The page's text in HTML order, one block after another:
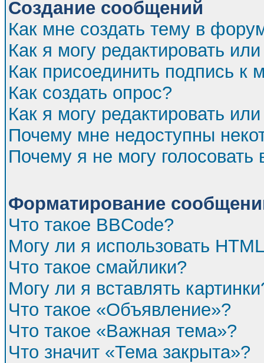
Создание сообщений
Как мне создать тему в
Как я могу редактировать
Как присоединить подпись
Как создать опрос?
Как я могу редактировать
Почему мне недоступны
Почему я не могу голосовать
Форматирование
Что такое BBCode?
Могу ли я использовать
Что такое смайлики?
Могу ли я вставлять
Что такое «Объявление»?
Что такое «Важная тема»?
Что значит «Тема закрыта»?